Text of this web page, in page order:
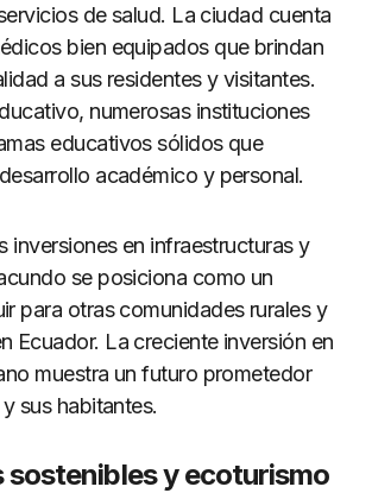
de salud. La ciudad cuenta
bien equipados que brindan
a sus residentes y visitantes.
numerosas instituciones
educativos sólidos que
académico y personal.
inversiones en infraestructuras y
se posiciona como un
para otras comunidades rurales y
Ecuador. La creciente inversión en
muestra un futuro prometedor
sus habitantes.
sostenibles y ecoturismo